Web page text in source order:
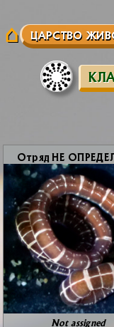
ЦАРСТВО
От­ряд НЕ
Not assigned